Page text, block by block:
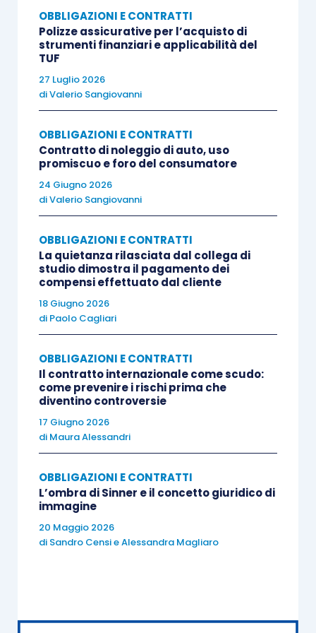
a) sul potere di rappresentanza di detta
persona giuridica, o
della persona giuridica, o
c) sull’esercizio del controllo in seno a tale
persona giuridica.
Oltre ai casi di cui al paragrafo 1, ciascuno
Stato membro adotta le misure necessarie
affinché le persone giuridiche possano
essere dichiarate responsabili quando la
carenza di sorveglianza o controllo da parte
di uno dei soggetti di cui al paragrafo 1
abbia reso possibile la perpetrazione di un
a beneficio della persona giuridica da parte
di una persona soggetta alla sua autorità.”
Nel nostro ordinamento, l’attualeart. 2635
c.c.,come riformato con L. 190/2012, ha dato
parziale attuazione alla Decisione Quadro:
è stato previsto il reato innanzitutto
comeproprio di amministratori, direttori
generali, dirigenti preposti alla redazione
per altri, compiano od omettano atti, in
OBBLIGAZIONI E CONTRATTI
Polizze assicurative per l’acquisto di
strumenti finanziari e applicabilità del
TUF
27 Luglio 2026
diValerio Sangiovanni
OBBLIGAZIONI E CONTRATTI
Contratto di noleggio di auto, uso
promiscuo e foro del consumatore
24 Giugno 2026
diValerio Sangiovanni
OBBLIGAZIONI E CONTRATTI
La quietanza rilasciata dal collega di
studio dimostra il pagamento dei
compensi effettuato dal cliente
18 Giugno 2026
di Paolo Cagliari
OBBLIGAZIONI E CONTRATTI
Il contratto internazionale come scudo:
come prevenire i rischi prima che
diventino controversie
17 Giugno 2026
di Maura Alessandri
OBBLIGAZIONI E CONTRATTI
L’ombra di Sinner e il concetto giuridico di
immagine
20 Maggio 2026
di Sandro CensieAlessandra Magliaro